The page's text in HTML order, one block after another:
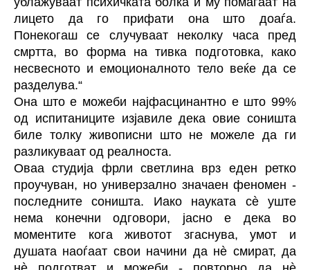
лицето да го прифати она што доаѓа.
Понекогаш се случуваат неколку часа пред
смртта, во форма на тивка подготовка, како
несвесното и емоционалното тело веќе да се
разделува.“
Она што е можеби најфасцинантно е што 99%
од испитаниците изјавиле дека овие соништа
биле толку живописни што не можеле да ги
разликуваат од реалноста.
Оваа студија фрли светлина врз еден ретко
проучуван, но универзално значаен феномен -
последните соништа. Иако науката сè уште
нема конечни одговори, јасно е дека во
моментите кога животот згаснува, умот и
душата наоѓаат свои начини да нè смират, да